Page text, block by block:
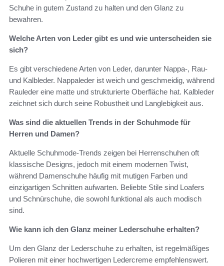
Schuhe in gutem Zustand zu halten und den Glanz zu
bewahren.
Welche Arten von Leder gibt es und wie unterscheiden sie
sich?
Es gibt verschiedene Arten von Leder, darunter Nappa-, Rau-
und Kalbleder. Nappaleder ist weich und geschmeidig, während
Rauleder eine matte und strukturierte Oberfläche hat. Kalbleder
zeichnet sich durch seine Robustheit und Langlebigkeit aus.
Was sind die aktuellen Trends in der Schuhmode für
Herren und Damen?
Aktuelle Schuhmode-Trends zeigen bei Herrenschuhen oft
klassische Designs, jedoch mit einem modernen Twist,
während Damenschuhe häufig mit mutigen Farben und
einzigartigen Schnitten aufwarten. Beliebte Stile sind Loafers
und Schnürschuhe, die sowohl funktional als auch modisch
sind.
Wie kann ich den Glanz meiner Lederschuhe erhalten?
Um den Glanz der Lederschuhe zu erhalten, ist regelmäßiges
Polieren mit einer hochwertigen Ledercreme empfehlenswert.